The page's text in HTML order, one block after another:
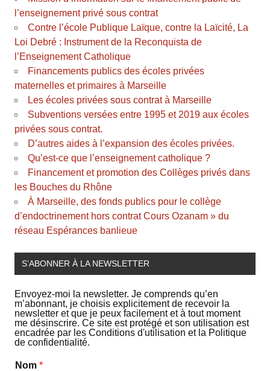
l’enseignement privé sous contrat
Contre l’école Publique Laïque, contre la Laïcité, La
Loi Debré : Instrument de la Reconquista de
l’Enseignement Catholique
Financements publics des écoles privées
maternelles et primaires à Marseille
Les écoles privées sous contrat à Marseille
Subventions versées entre 1995 et 2019 aux écoles
privées sous contrat.
D’autres aides à l’expansion des écoles privées.
Qu’est-ce que l’enseignement catholique ?
Financement et promotion des Collèges privés dans
les Bouches du Rhône
À Marseille, des fonds publics pour le collège
d’endoctrinement hors contrat Cours Ozanam » du
réseau Espérances banlieue
S’ABONNER À LA NEWSLETTER
Envoyez-moi la newsletter. Je comprends qu’en
m’abonnant, je choisis explicitement de recevoir la
newsletter et que je peux facilement et à tout moment
me désinscrire. Ce site est protégé et son utilisation est
encadrée par les Conditions d'utilisation et la Politique
de confidentialité.
Nom *